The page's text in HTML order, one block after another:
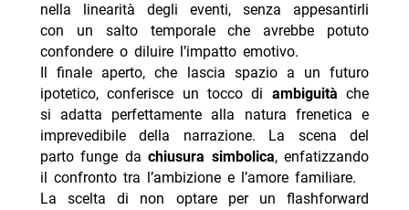
nella linearità degli eventi, senza appesantirli
con un salto temporale che avrebbe potuto
confondere o diluire l’impatto emotivo.
Il finale aperto, che lascia spazio a un futuro
ipotetico, conferisce un tocco di ambiguità che
si adatta perfettamente alla natura frenetica e
imprevedibile della narrazione. La scena del
parto funge dachiusura simbolica, enfatizzando
il confronto tra l’ambizione e l’amore familiare.
La scelta di non optare per un flashforward